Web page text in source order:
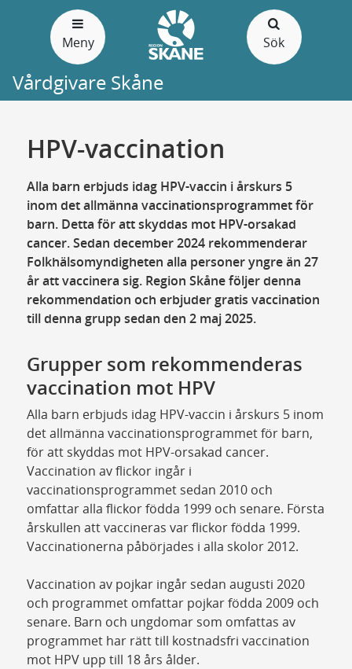
Meny Sök
Vårdgivare Skåne
HPV-vaccination
Alla barn erbjuds idag HPV-vaccin i årskurs 5
inom det allmänna vaccinationsprogrammet för
barn. Detta för att skyddas mot HPV-orsakad
cancer. Sedan december 2024 rekommenderar
Folkhälsomyndigheten alla personer yngre än 27
år att vaccinera sig. Region Skåne följer denna
rekommendation och erbjuder gratis vaccination
till denna grupp sedan den 2 maj 2025.
Grupper som rekommenderas
vaccination mot HPV
Alla barn erbjuds idag HPV-vaccin i årskurs 5 inom
det allmänna vaccinationsprogrammet för barn,
för att skyddas mot HPV-orsakad cancer.
Vaccination av flickor ingår i
vaccinationsprogrammet sedan 2010 och
omfattar alla flickor födda 1999 och senare. Första
årskullen att vaccineras var flickor födda 1999.
Vaccinationerna påbörjades i alla skolor 2012.
Vaccination av pojkar ingår sedan augusti 2020
och programmet omfattar pojkar födda 2009 och
senare. Barn och ungdomar som omfattas av
programmet har rätt till kostnadsfri vaccination
mot HPV upp till 18 års ålder.